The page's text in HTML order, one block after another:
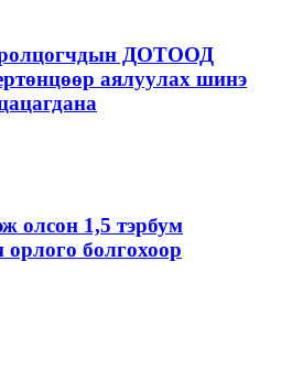
ДОТООД
аялуулах шинэ
олсон 1,5 тэрбум
болгохоор